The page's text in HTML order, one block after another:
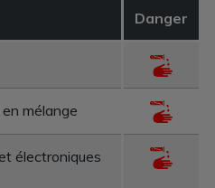
Danger
mélange
électroniques